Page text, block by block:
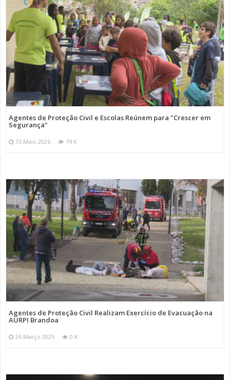
Agentes de Proteção Civil e Escolas Reúnem para "Crescer em
Segurança"
15 Maio 2026 74 K
Agentes de Proteção Civil Realizam Exercício de Evacuação na
AURPI Brandoa
26 Março 2025 0 K